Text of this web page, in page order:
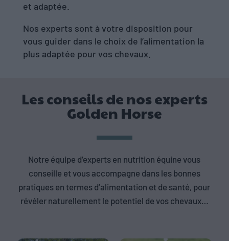
et adaptée.
Nos experts sont à votre disposition pour
vous guider dans le choix de l’alimentation la
plus adaptée pour vos chevaux.
Les conseils de nos experts
Golden Horse
Notre équipe d’experts en nutrition équine vous
conseille et vous accompagne dans les bonnes
pratiques en termes d’alimentation et de santé, pour
révéler naturellement le potentiel de vos chevaux…
Gestat
ion de
la
Que
faut-il
savoir